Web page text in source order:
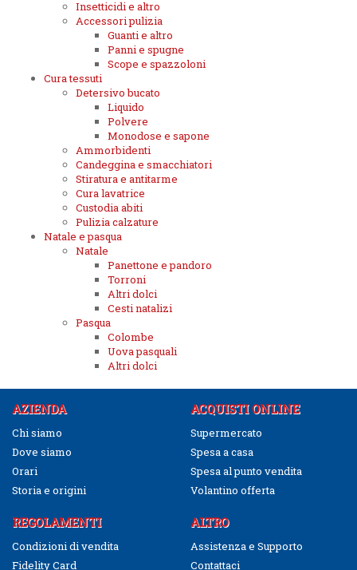
Insetticidi e altro
Accessori pulizia
Guanti e altro
Panni e spugne
Scope e spazzoloni
Cura tessuti
Detersivo bucato
Liquido
Polvere
Monodose e sapone
Ammorbidenti
Candeggina e smacchiatori
Stiratura e antitarme
Cura lavatrice
Custodia abiti
Pulizia calzature
Natale e pasqua
Natale
Panettone e pandoro
Torroni
Altri dolci
Cesti natalizi
Pasqua
Colombe
Uova pasquali
Altri dolci
AZIENDA
Chi siamo
Dove siamo
Orari
Storia e origini
ACQUISTI ONLINE
Supermercato
Spesa a casa
Spesa al punto vendita
Volantino offerta
REGOLAMENTI
Condizioni di vendita
Fidelity Card
ALTRO
Assistenza e Supporto
Contattaci